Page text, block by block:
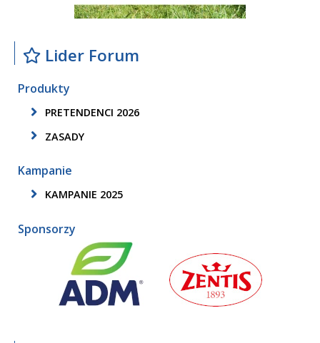
Lider Forum
Produkty
PRETENDENCI 2026
ZASADY
Kampanie
KAMPANIE 2025
Sponsorzy